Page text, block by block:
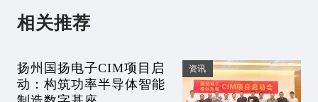
相关推荐
扬州国扬电子CIM项目启
动：构筑功率半导体智能
资讯